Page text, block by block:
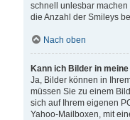
schnell unlesbar
die Anzahl der Smileys
Nach oben
Kann ich Bilder in
Ja, Bilder können in
müssen Sie zu einem
sich auf Ihrem eigenen
Yahoo-Mailboxen, mit